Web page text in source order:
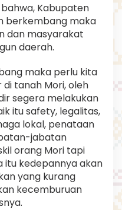
Kabupaten
berkembang maka
dan masyarakat
daerah.
maka perlu kita
tanah Mori, oleh
segera melakukan
itu safety, legalitas,
lokal, penataan
jabatan
orang Mori tapi
itu kedepannya akan
yang kurang
kecemburuan